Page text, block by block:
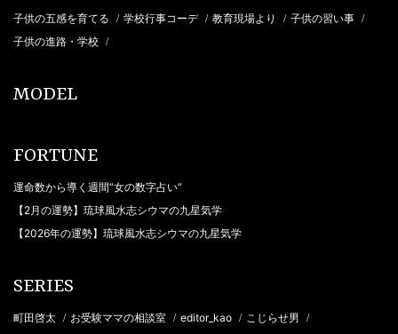
子供の五感を育てる / 学校行事コーデ / 教育現場より / 子供の習い事 /
子供の進路・学校 /
MODEL
FORTUNE
運命数から導く週間“女の数字占い”
【2月の運勢】琉球風水志シウマの九星気学
【2026年の運勢】琉球風水志シウマの九星気学
SERIES
町田啓太 / お受験ママの相談室 / editor_kao / こじらせ男 /